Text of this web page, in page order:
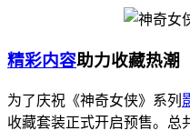
精彩内容助力收藏热潮
为了庆祝《神奇女侠》系列
收藏套装正式开启预售。总